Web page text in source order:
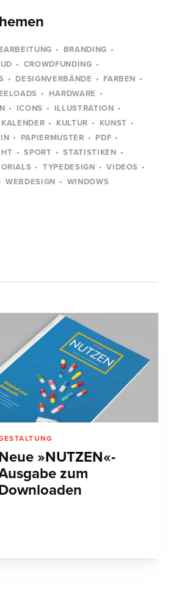
BRANDING
CROWDFUNDING
DESIGNVERBÄNDE
FARBEN
HARDWARE
ICONS
ILLUSTRATION
KALENDER KULTUR
KUNST
PAPIERMUSTER
PDF
SPORT
STATISTIKEN
TYPEDESIGN
VIDEOS
WEBDESIGN WINDOWS
»NUTZEN«-
zum